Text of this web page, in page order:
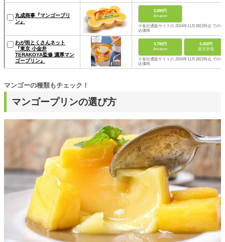
丸成商事『マンゴープリ
ン』
5,580円
Amazon
※各社通販サイトの 2024年11月28日時点 での税
込価格
わが街とくさんネット
『東京 小金井
TERAKOYA監修 濃厚マン
ゴープリン』
3,780円
Amazon
3,402円
楽天市場
※各社通販サイトの 2024年11月28日時点 での税
込価格
マンゴープリンの選び方
マンゴーの種類もチェック！